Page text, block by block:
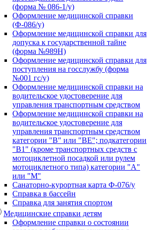
(форма № 086-1/у)
Оформление медицинской справки
(Ф-086/у)
Оформление медицинской справки для
допуска к государственной тайне
(форма №989Н)
Оформление медицинской справки для
поступления на госслужбу (форма
№001 гс/у)
Оформление медицинской справки на
водительское удостоверение для
управления транспортным средством
Оформление медицинской справки на
водительское удостоверение для
управления транспортным средством
категории "В" или "BE"; подкатегории
"В1" (кроме транспортных средств с
мотоциклетной посадкой или рулем
мотоциклетного типа) категории "А"
или "М"
Санаторно-курортная карта Ф-076/у
Справка в бассейн
Справка для занятия спортом
Медицинские справки детям
Оформление справки о состоянии